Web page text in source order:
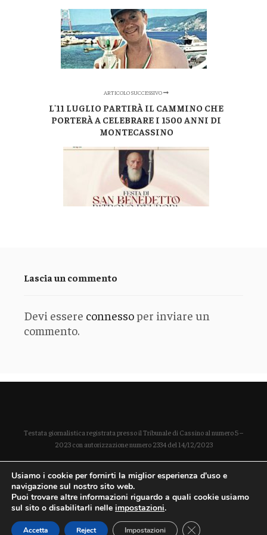
ARTICOLO SUCCESSIVO
L'11 LUGLIO PARTIRÀ IL CAMMINO CHE
PORTERÀ A CELEBRARE I 1500 ANNI DI
MONTECASSINO
Lascia un commento
Devi essere connessoper inviare un
commento.
Testata giornalistica registrata presso il Tribunale di Cassino al numero 5 –
2023 con autorizzazione numero 2334 del 14/12/2023
Direttore responsabile Paola Enrica Polidoro
P. IVA 03254490604
Usiamo i cookie per fornirti la miglior esperienza d'uso e
navigazione sul nostro sito web.
Puoi trovare altre informazioni riguardo a quali cookie usiamo
sul sito o disabilitarli nelle impostazioni.
Accetta Reject Impostazioni Close GDPR Cookie